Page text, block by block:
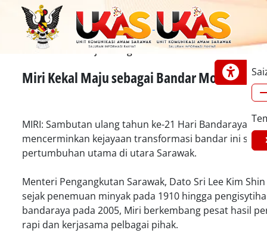
B. Malaysia English 中文 Iban
Laman Utama
Edisi Utara
Miri Kekal Maju sebagai Bandar Moden dan Inklusif
Miri Kekal Maju sebagai Bandar Moden
MIRI: Sambutan ulang tahun ke-21 Hari Bandaraya
mencerminkan kejayaan transformasi bandar ini
pertumbuhan utama di utara Sarawak.
Menteri Pengangkutan Sarawak, Dato Sri Lee Kim
sejak penemuan minyak pada 1910 hingga
bandaraya pada 2005, Miri berkembang pesat hasil
rapi dan kerjasama pelbagai pihak.